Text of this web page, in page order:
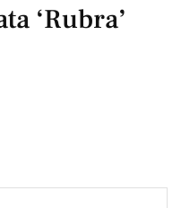
‘Rubra’